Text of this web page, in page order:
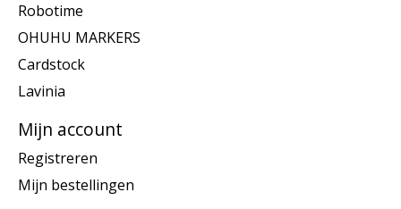
Robotime
OHUHU MARKERS
Cardstock
Lavinia
Mijn account
Registreren
Mijn bestellingen